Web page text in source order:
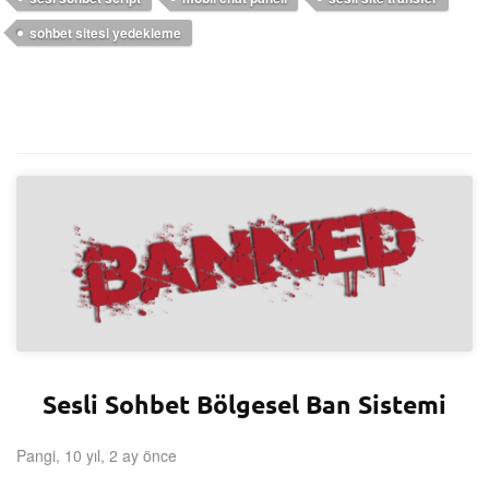
sohbet sitesi yedekleme
Sesli Sohbet Bölgesel Ban Sistemi
Pangi, 10 yıl, 2 ay önce